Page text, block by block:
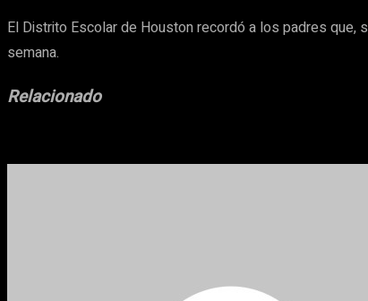
El Distrito Escolar de Houston recordó a los padres que,
semana.
Relacionado